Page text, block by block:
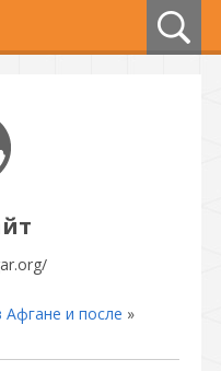
и после »